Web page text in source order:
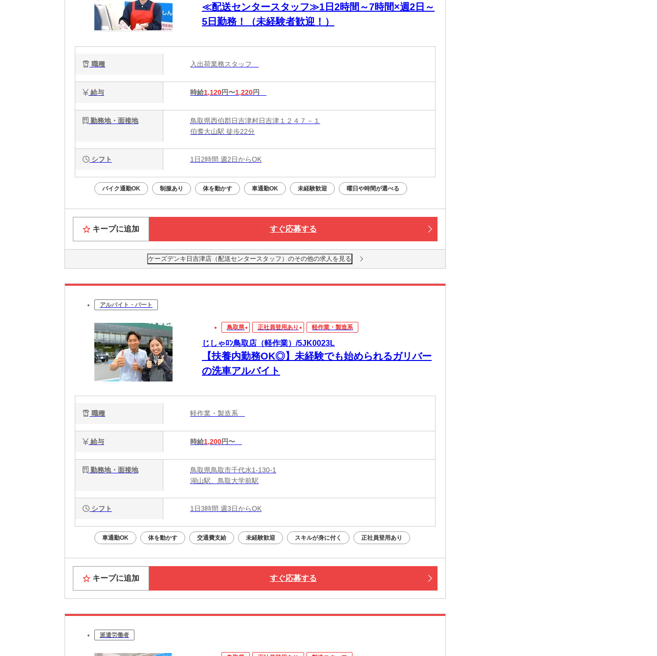
≪配送センタースタッフ≫1日2時間～7時間×週2日～
5日勤務！（未経験者歓迎！）
職種 入出荷業務スタッフ
給与 時給1,120円〜1,220円
勤務地・面接地
鳥取県西伯郡日吉津村日吉津１２４７－１
伯耆大山駅 徒歩22分
シフト 1日2時間 週2日からOK
バイク通勤OK 制服あり 体を動かす 車通勤OK 未経験歓迎 曜日や時間が選べる
キープに追加 すぐ応募する
ケーズデンキ日吉津店（配送センタースタッフ）のその他の求人を見る
アルバイト・パート
鳥取県 正社員登用あり 軽作業・製造系
じしゃﾛﾝ鳥取店（軽作業）/5JK0023L
【扶養内勤務OK◎】未経験でも始められるガリバー
の洗車アルバイト
職種 軽作業・製造系
給与 時給1,200円〜
勤務地・面接地
鳥取県鳥取市千代水1-130-1
湖山駅、鳥取大学前駅
シフト 1日3時間 週3日からOK
車通勤OK 体を動かす 交通費支給 未経験歓迎 スキルが身に付く 正社員登用あり
キープに追加 すぐ応募する
派遣労働者